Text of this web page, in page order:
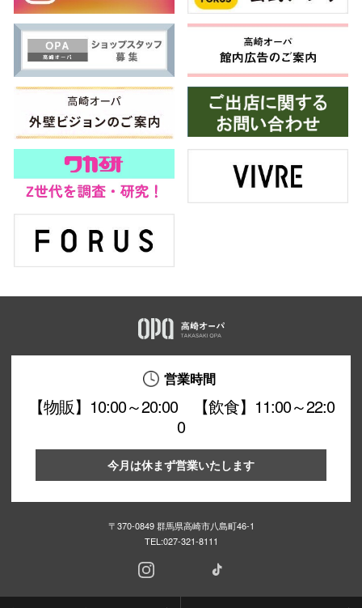
営業時間
【物販】10:00～20:00 【飲食】11:00～22:0
0
今月は休まず営業いたします
〒370-0849 群馬県高崎市八島町46-1
TEL:027-321-8111